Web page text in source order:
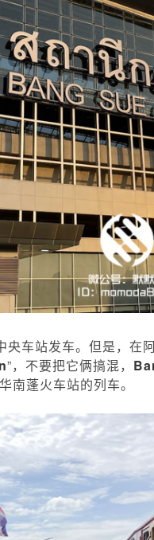
央车站发车。但是，在
”，不要把它俩搞混，
南蓬火车站的列车。